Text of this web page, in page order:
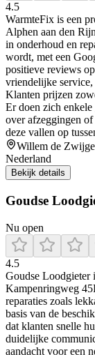
4.5
WarmteFix is een
Alphen aan den
in onderhoud en
wordt, met een
positieve reviews
vriendelijke
Klanten prijzen
Er doen zich
over afzeggingen
deze vallen op
Willem de
Nederland
Bekijk details
Goudse
Nu open
4.5
Goudse Loodgieter
Kampenringweg
reparaties zoals
basis van de
dat klanten snelle
duidelijke
aandacht voor een